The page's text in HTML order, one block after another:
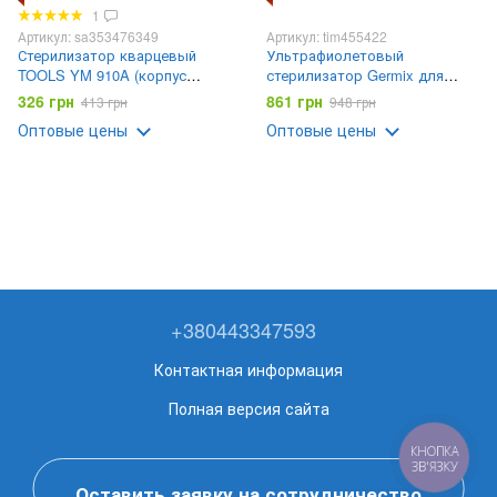
1
Артикул: sa353476349
Стерилизатор кварцевый
TOOLS YM 910A (корпус
пластик, внутри алюминий)
326 грн 413 грн
Оптовые цены
Артикул: tim455422
Ультрафиолетовый
стерилизатор Germix для
маникюрного,косметологичес
кого и парикмахерского
инструмента
861 грн 948 грн
Оптовые цены
+380443347593
Контактная информация
Полная версия сайта
КНОПКА
ЗВ'ЯЗКУ